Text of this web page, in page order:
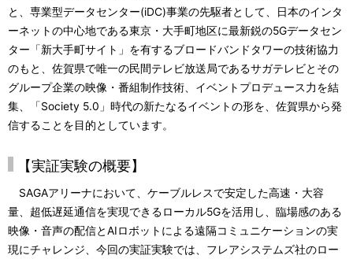
と、専業型データセンター(iDC)事業の先駆者として、日本のインタ
ーネットの中心地である東京・大手町地区に最新鋭の5Gデータセン
ター「新大手町サイト」を有するブロードバンドタワーの技術協力
のもと、佐賀県で唯一の民間テレビ放送局であるサガテレビとその
グループ企業の映像・番組制作技術、イベントプロデュース力を結
集、「Society 5.0」時代の新たなるイベントの形を、佐賀県から発
信することを目的としています。
【実証実験の概要】
SAGAアリーナにおいて、ケーブルレスで安定した高速・大容
量、超低遅延通信を実現できるローカル5Gを活用し、臨場感のある
映像・音声の配信とAIロボットによる遠隔コミュニケーションの実
現にチャレンジ、今回の実証実験では、フレアシステムズ社のロー